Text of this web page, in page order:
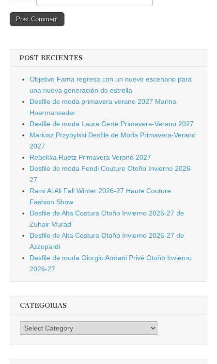
POST RECIENTES
Objetivo Fama regresa con un nuevo escenario para
una nueva generación de estrella
Desfile de moda primavera verano 2027 Marina
Hoermanseder
Desfile de moda Laura Gerte Primavera-Verano 2027
Mariusz Przybylski Desfile de Moda Primavera-Verano
2027
Rebekka Ruetz Primavera Verano 2027
Desfile de moda Fendi Couture Otoño Invierno 2026-
27
Rami Al Ali Fall Winter 2026-27 Haute Couture
Fashion Show
Desfile de Alta Costura Otoño Invierno 2026-27 de
Zuhair Murad
Desfile de Alta Costura Otoño Invierno 2026-27 de
Azzopardi
Desfile de moda Giorgio Armani Privé Otoño Invierno
2026-27
CATEGORIAS
Categorias